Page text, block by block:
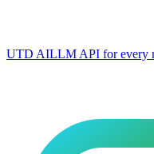
UTD AILLM API for every